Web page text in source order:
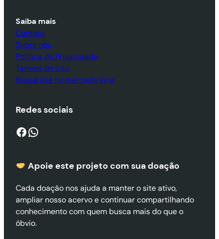
Saiba mais
Contato
Sobre nós
Política de Privacidade
Termos de Uso
Nossa loja no mercado livre
Redes sociais
Facebook WhatsApp
Apoie este projeto com sua doação
Cada doação nos ajuda a manter o site ativo,
ampliar nosso acervo e continuar compartilhando
conhecimento com quem busca mais do que o
óbvio.